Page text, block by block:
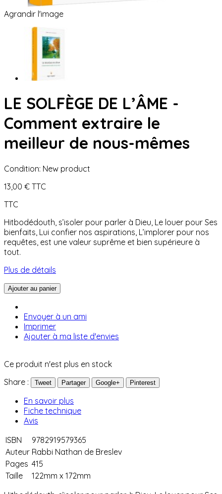
Agrandir l'image
LE SOLFÈGE DE L’ÂME -
Comment extraire le
meilleur de nous-mêmes
Condition: New product
13,00 € TTC
TTC
Hitbodédouth, s’isoler pour parler à Dieu, Le louer pour Ses
bienfaits, Lui confier nos aspirations, L’implorer pour nos
requêtes, est une valeur suprême et bien supérieure à
tout.
Plus de détails
Ajouter au panier
Envoyer à un ami
Imprimer
Ajouter à ma liste d'envies
Ce produit n'est plus en stock
Share :
Tweet Partager Google+ Pinterest
En savoir plus
Fiche technique
Avis
ISBN
9782919579365
Auteur Rabbi Nathan de Breslev
Pages 415
Taille
122mm x 172mm